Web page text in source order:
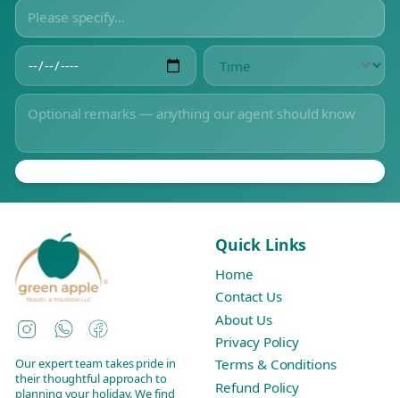
Instagram
WhatsAppFacebook
Our expert team takes pride in
their thoughtful approach to
planning your holiday. We find
Quick Links
Home
Contact Us
About Us
Privacy Policy
Terms & Conditions
Refund Policy